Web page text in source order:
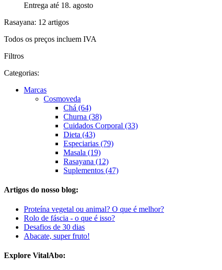
Entrega até 18. agosto
Rasayana: 12 artigos
Todos os preços incluem IVA
Filtros
Categorias:
Marcas
Cosmoveda
Chá (64)
Churna (38)
Cuidados Corporal (33)
Dieta (43)
Especiarias (79)
Masala (19)
Rasayana (12)
Suplementos (47)
Artigos do nosso blog:
Proteína vegetal ou animal? O que é melhor?
Rolo de fáscia - o que é isso?
Desafios de 30 dias
Abacate, super fruto!
Explore VitalAbo: